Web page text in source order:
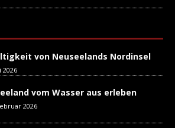
von Neuseelands Nordinsel
2026
vom Wasser aus erleben
2026